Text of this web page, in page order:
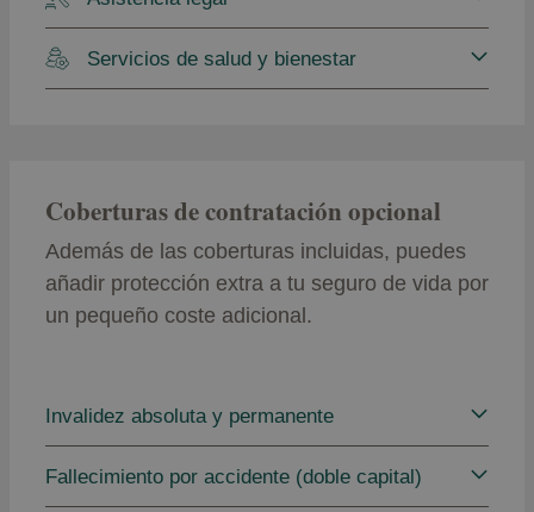
Servicios de salud y bienestar
Coberturas de contratación opcional
Además de las coberturas incluidas, puedes
añadir protección extra a tu seguro de vida por
un pequeño coste adicional.
Invalidez absoluta y permanente
Fallecimiento por accidente (doble capital)